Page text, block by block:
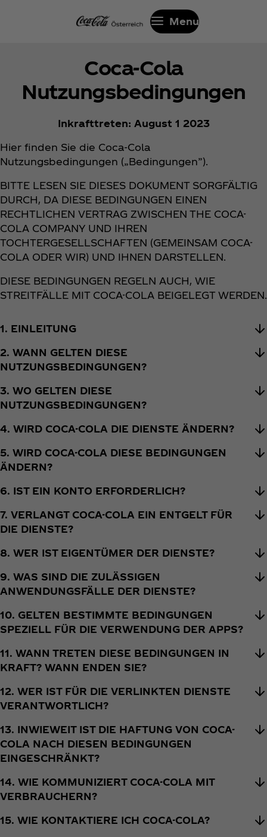
Menu
Coca‑Cola
Nutzungsbedingungen
Inkrafttreten: August 1 2023
Hier finden Sie die Coca‑Cola
Nutzungsbedingungen („Bedingungen”).
BITTE LESEN SIE DIESES DOKUMENT SORGFÄLTIG
DURCH, DA DIESE BEDINGUNGEN EINEN
RECHTLICHEN VERTRAG ZWISCHEN THE COCA-
COLA COMPANY UND IHREN
TOCHTERGESELLSCHAFTEN (GEMEINSAM COCA-
COLA ODER WIR) UND IHNEN DARSTELLEN.
DIESE BEDINGUNGEN REGELN AUCH, WIE
STREITFÄLLE MIT COCA-COLA BEIGELEGT WERDEN.
1. EINLEITUNG
2. WANN GELTEN DIESE
NUTZUNGSBEDINGUNGEN?
3. WO GELTEN DIESE
NUTZUNGSBEDINGUNGEN?
4. WIRD COCA-COLA DIE DIENSTE ÄNDERN?
5. WIRD COCA-COLA DIESE BEDINGUNGEN
ÄNDERN?
6. IST EIN KONTO ERFORDERLICH?
7. VERLANGT COCA-COLA EIN ENTGELT FÜR
DIE DIENSTE?
8. WER IST EIGENTÜMER DER DIENSTE?
9. WAS SIND DIE ZULÄSSIGEN
ANWENDUNGSFÄLLE DER DIENSTE?
10. GELTEN BESTIMMTE BEDINGUNGEN
SPEZIELL FÜR DIE VERWENDUNG DER APPS?
11. WANN TRETEN DIESE BEDINGUNGEN IN
KRAFT? WANN ENDEN SIE?
12. WER IST FÜR DIE VERLINKTEN DIENSTE
VERANTWORTLICH?
13. INWIEWEIT IST DIE HAFTUNG VON COCA-
COLA NACH DIESEN BEDINGUNGEN
EINGESCHRÄNKT?
14. WIE KOMMUNIZIERT COCA-COLA MIT
VERBRAUCHERN?
15. WIE KONTAKTIERE ICH COCA-COLA?